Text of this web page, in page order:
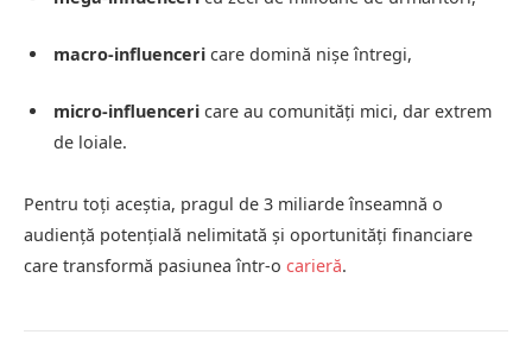
macro-influenceri care domină nișe întregi,
micro-influenceri care au comunități mici, dar extrem
de loiale.
Pentru toți aceștia, pragul de 3 miliarde înseamnă o
audiență potențială nelimitată și oportunități financiare
care transformă pasiunea într-o carieră.